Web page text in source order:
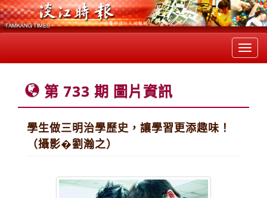
第 733 期 圖片資訊
學生做三明治學歷史，讓學習更添趣味！
（攝影�劉瀚之）